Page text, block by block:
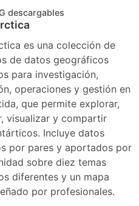
descargables
es una colección de
de datos geográficos
para investigación,
operaciones y gestión en
que permite explorar,
visualizar y compartir
Incluye datos
​​por pares y aportados por
sobre diez temas
diferentes y un mapa
por profesionales.